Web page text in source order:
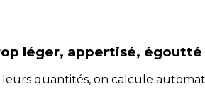
léger, appertisé, égoutté
quantités, on calcule